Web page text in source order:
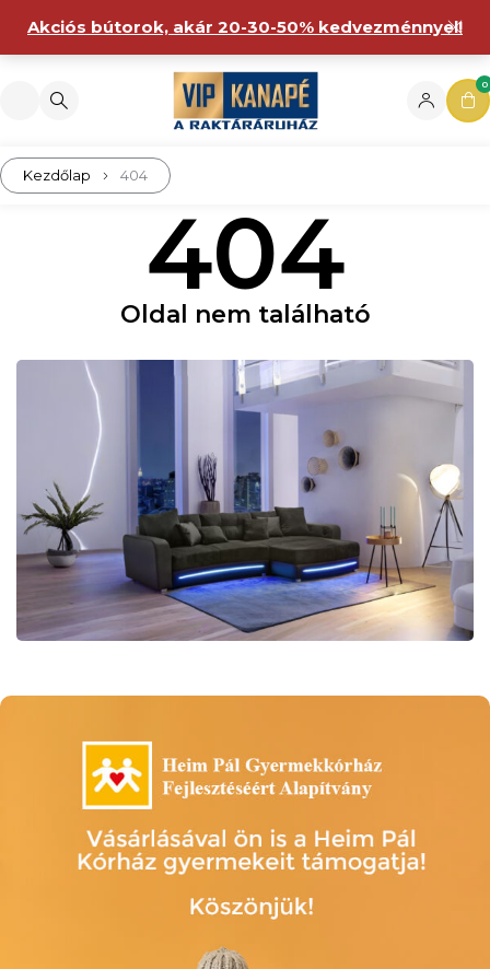
Akciós bútorok, akár 20-30-50% kedvezménnyel!
0
Kezdőlap 404
404
Oldal nem található